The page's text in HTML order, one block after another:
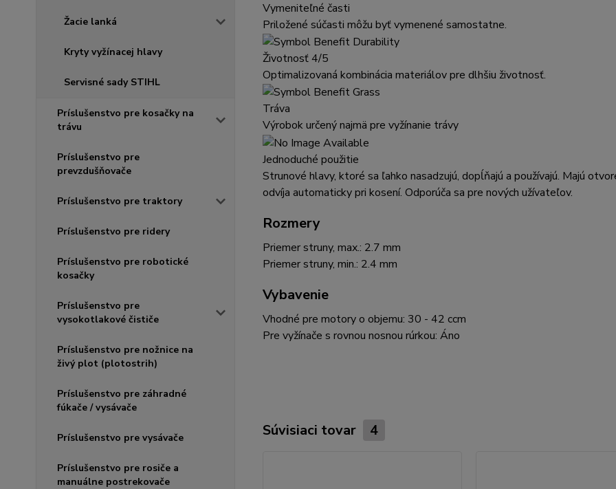
Žacie lanká
Kryty vyžínacej hlavy
Servisné sady STIHL
Príslušenstvo pre kosačky na
trávu
Príslušenstvo pre
prevzdušňovače
Príslušenstvo pre traktory
Príslušenstvo pre ridery
Príslušenstvo pre robotické
kosačky
Príslušenstvo pre
vysokotlakové čističe
Príslušenstvo pre nožnice na
živý plot (plotostrih)
Príslušenstvo pre záhradné
fúkače / vysávače
Príslušenstvo pre vysávače
Príslušenstvo pre rosiče a
manuálne postrekovače
Vymeniteľné časti
Priložené súčasti môžu byť vymenené samostatne.
Životnosť 4/5
Optimalizovaná kombinácia materiálov pre dlhšiu životnosť.
Tráva
Výrobok určený najmä pre vyžínanie trávy
Jednoduché použitie
Strunové hlavy, ktoré sa ľahko nasadzujú, dopĺňajú a používajú. Majú
odvíja automaticky pri kosení. Odporúča sa pre nových užívateľov.
Rozmery
Priemer struny, max.: 2.7 mm
Priemer struny, min.: 2.4 mm
Vybavenie
Vhodné pre motory o objemu: 30 - 42 ccm
Pre vyžínače s rovnou nosnou rúrkou: Áno
Súvisiaci tovar 4